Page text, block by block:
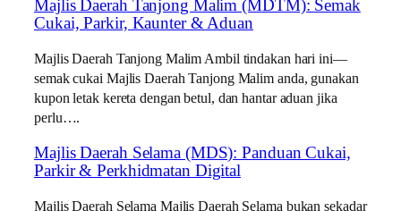
Majlis Daerah Tanjong Malim (MDTM): Semak
Cukai, Parkir, Kaunter & Aduan
Majlis Daerah Tanjong Malim Ambil tindakan hari ini—
semak cukai Majlis Daerah Tanjong Malim anda, gunakan
kupon letak kereta dengan betul, dan hantar aduan jika
perlu….
Majlis Daerah Selama (MDS): Panduan Cukai,
Parkir & Perkhidmatan Digital
Majlis Daerah Selama Majlis Daerah Selama bukan sekadar